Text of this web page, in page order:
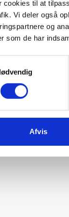
cookies til at
Vi deler også
og
som de har
Afvis